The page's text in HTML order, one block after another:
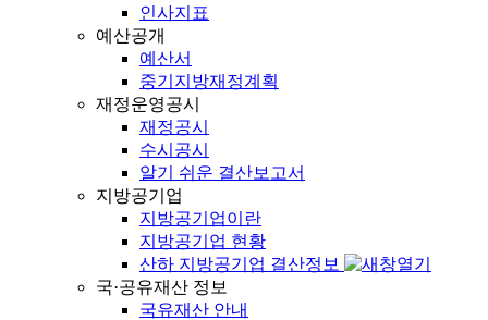
인사지표
예산공개
예산서
중기지방재정계획
재정운영공시
재정공시
수시공시
알기 쉬운 결산보고서
지방공기업
지방공기업이란
지방공기업 현황
산하 지방공기업 결산정보
국·공유재산 정보
국유재산 안내